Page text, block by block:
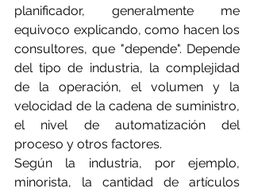
planificador, generalmente me
equivoco explicando, como hacen los
consultores, que "depende". Depende
del tipo de industria, la complejidad
de la operación, el volumen y la
velocidad de la cadena de suministro,
el nivel de automatización del
proceso y otros factores.
Según la industria, por ejemplo,
minorista, la cantidad de artículos